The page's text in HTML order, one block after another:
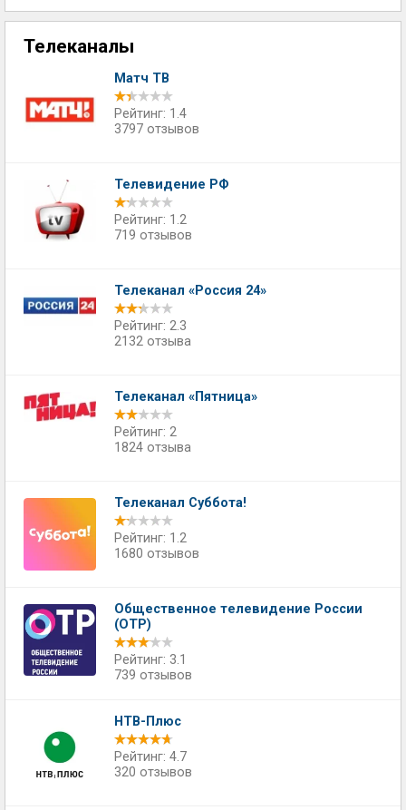
Телеканалы
Матч ТВ
Рейтинг: 1.4
3797 отзывов
Телевидение РФ
Рейтинг: 1.2
719 отзывов
Телеканал «Россия 24»
Рейтинг: 2.3
2132 отзыва
Телеканал «Пятница»
Рейтинг: 2
1824 отзыва
Телеканал Суббота!
Рейтинг: 1.2
1680 отзывов
Общественное телевидение России
(ОТР)
Рейтинг: 3.1
739 отзывов
НТВ-Плюс
Рейтинг: 4.7
320 отзывов